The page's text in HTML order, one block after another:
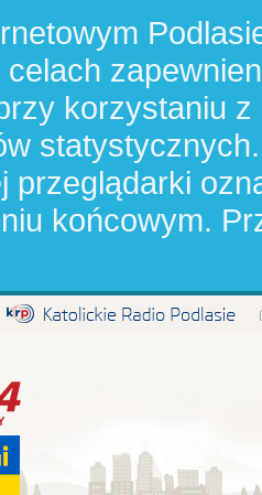
korzystaniu
przeglądarki
końcowym.